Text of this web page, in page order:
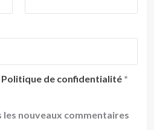
Politique de confidentialité *
nouveaux commentaires